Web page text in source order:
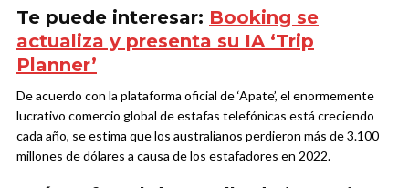
Te puede interesar: Booking se
actualiza y presenta su IA ‘Trip
Planner’
De acuerdo con la plataforma oficial de ‘Apate’, el enormemente
lucrativo comercio global de estafas telefónicas está creciendo
cada año, se estima que los australianos perdieron más de 3.100
millones de dólares a causa de los estafadores en 2022.